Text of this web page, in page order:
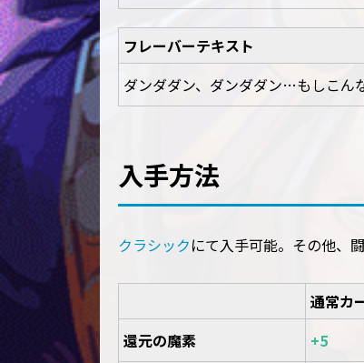
フレーバーテキスト
ダンダダン、ダンダダン…もしこん
入手方法
クラシックにて入手可能。その他、
通常カ
還元の魔素
+5